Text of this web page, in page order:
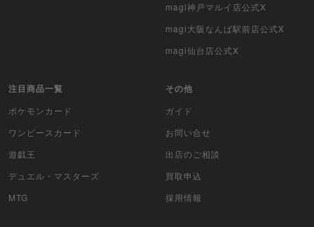
magi神戸マルイ店公式X
magi大阪なんば駅前店公式X
magi仙台店公式X
注目商品一覧
ポケモンカード
ワンピースカード
遊戯王
デュエル・マスターズ
MTG
その他
ガイド
お問い合せ
出店のご相談
買取申込
採用情報